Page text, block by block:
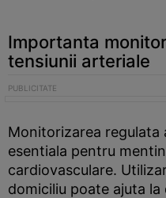
Importanta
tensiunii arteriale
Monitorizarea regulata
esentiala pentru
cardiovasculare.
domiciliu poate ajuta